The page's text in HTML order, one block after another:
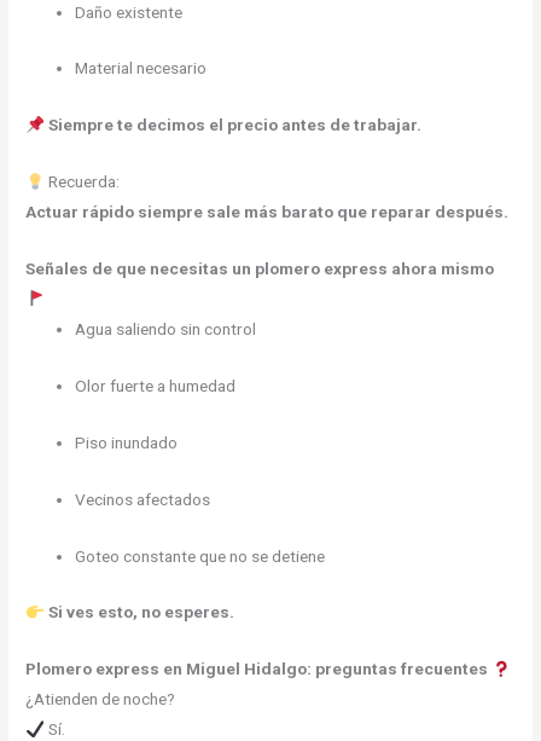
Daño existente
Material necesario
Siempre te decimos el precio antes de trabajar.
Recuerda:
Actuar rápido siempre sale más barato que reparar después.
Señales de que necesitas un plomero express ahora mismo
Agua saliendo sin control
Olor fuerte a humedad
Piso inundado
Vecinos afectados
Goteo constante que no se detiene
Si ves esto, no esperes.
Plomero express en Miguel Hidalgo: preguntas frecuentes
¿Atienden de noche?
Sí.